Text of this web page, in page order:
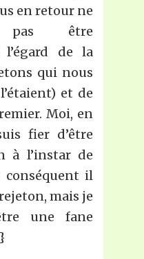
en retour ne
pas être
l’égard de la
qui nous
et de
Moi, en
fier d’être
à l’instar de
conséquent il
mais je
une fane